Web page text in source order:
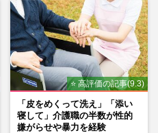
⭐ 高評価の記事(9.3)
「皮をめくって洗え」「添い
寝して」介護職の半数が性的
嫌がらせや暴力を経験